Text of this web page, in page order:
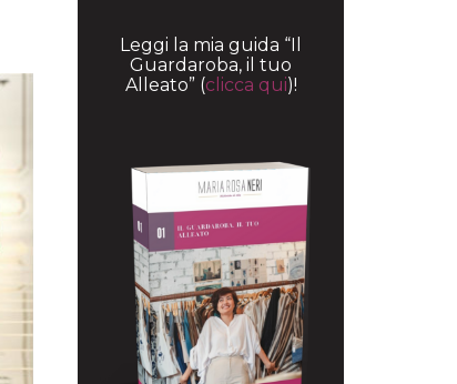
Leggi la mia guida “Il
Guardaroba, il tuo
Alleato” (clicca qui)!